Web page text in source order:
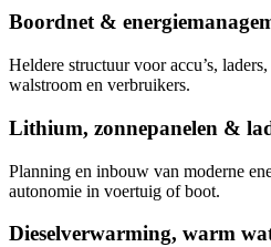
Boordnet &
Heldere structuur voor accu’s,
walstroom en verbruikers.
Lithium, zonnepanelen &
Planning en inbouw van moderne
autonomie in voertuig of boot.
Dieselverwarming, warm